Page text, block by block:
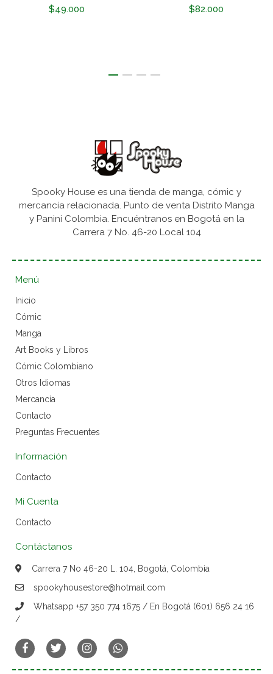
$49.000 $82.000
Spooky House es una tienda de manga, cómic y
mercancía relacionada. Punto de venta Distrito Manga
y Panini Colombia. Encuéntranos en Bogotá en la
Carrera 7 No. 46-20 Local 104
Menú
Inicio
Cómic
Manga
Art Books y Libros
Cómic Colombiano
Otros Idiomas
Mercancía
Contacto
Preguntas Frecuentes
Información
Contacto
Mi Cuenta
Contacto
Contáctanos
Carrera 7 No 46-20 L. 104, Bogotá, Colombia
spookyhousestore@hotmail.com
Whatsapp +57 350 774 1675 / En Bogotá (601) 656 24 16
/